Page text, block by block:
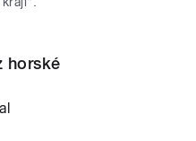
horské